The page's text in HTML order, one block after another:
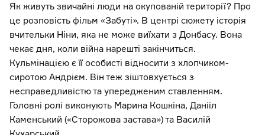
Як живуть звичайні люди на окупованій території? Про
це розповість фільм «Забуті». В центрі сюжету історія
вчительки Ніни, яка не може виїхати з Донбасу. Вона
чекає дня, коли війна нарешті закінчиться.
Кульмінацією є її особисті відносити з хлопчиком-
сиротою Андрієм. Він теж зіштовхується з
несправедливістю та упередженим ставленням.
Головні ролі виконують Марина Кошкіна, Данііл
Каменський («Сторожова застава») та Василій